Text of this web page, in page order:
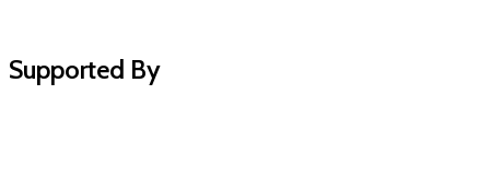
Supported By